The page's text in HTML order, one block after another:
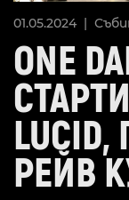
01.05.2024 |
ONE
РЕЙВ